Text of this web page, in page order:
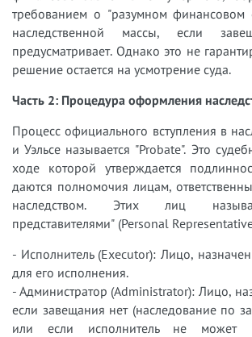
требованием о "разумном финансовом
наследственной массы, если
предусматривает. Однако это не
решение остается на усмотрение суда.
Часть 2: Процедура оформления
Процесс официального вступления в
и Уэльсе называется "Probate". Это
ходе которой утверждается
даются полномочия лицам,
наследством. Этих лиц
представителями" (Personal
- Исполнитель (Executor): Лицо,
для его исполнения.
- Администратор (Administrator): Лицо,
если завещания нет (наследование по
или если исполнитель не может